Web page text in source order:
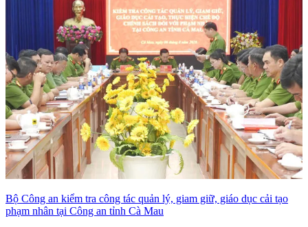
Bộ Công an kiểm tra công tác quản lý, giam giữ, giáo dục cải tạo
phạm nhân tại Công an tỉnh Cà Mau